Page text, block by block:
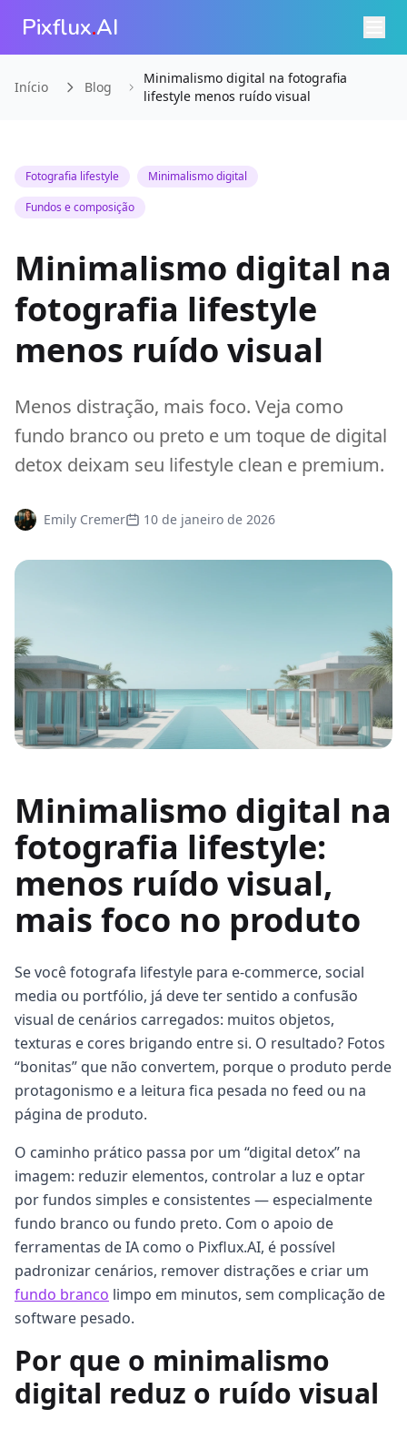
Pixflux.AI
Início Blog
Minimalismo digital na fotografia
lifestyle menos ruído visual
Fotografia lifestyle
Minimalismo digital
Fundos e composição
Minimalismo digital na
fotografia lifestyle
menos ruído visual
Menos distração, mais foco. Veja como
fundo branco ou preto e um toque de digital
detox deixam seu lifestyle clean e premium.
Emily Cremer 10 de janeiro de 2026
Minimalismo digital na
fotografia lifestyle:
menos ruído visual,
mais foco no produto
Se você fotografa lifestyle para e-commerce, social
media ou portfólio, já deve ter sentido a confusão
visual de cenários carregados: muitos objetos,
texturas e cores brigando entre si. O resultado? Fotos
“bonitas” que não convertem, porque o produto perde
protagonismo e a leitura fica pesada no feed ou na
página de produto.
O caminho prático passa por um “digital detox” na
imagem: reduzir elementos, controlar a luz e optar
por fundos simples e consistentes — especialmente
fundo branco ou fundo preto. Com o apoio de
ferramentas de IA como o Pixflux.AI, é possível
padronizar cenários, remover distrações e criar um
fundo branco limpo em minutos, sem complicação de
software pesado.
Por que o minimalismo
digital reduz o ruído visual